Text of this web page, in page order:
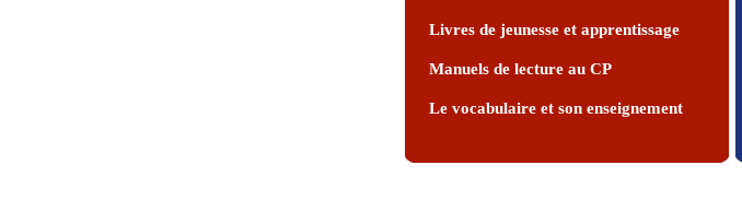
Livres de jeunesse et apprentissage
Manuels de lecture au CP
Le vocabulaire et son enseignement